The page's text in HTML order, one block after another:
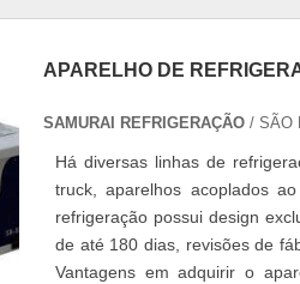
APARELHO DE
SAMURAI REFRIGERAÇÃO/ SÃO
Há diversas linhas de
truck, aparelhos acoplados
refrigeração possui design
de até 180 dias, revisões de
Vantagens em adquirir o